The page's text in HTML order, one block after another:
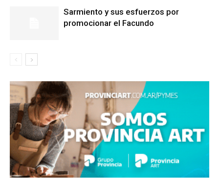
Sarmiento y sus esfuerzos por
promocionar el Facundo